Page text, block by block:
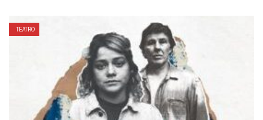
TEATRO